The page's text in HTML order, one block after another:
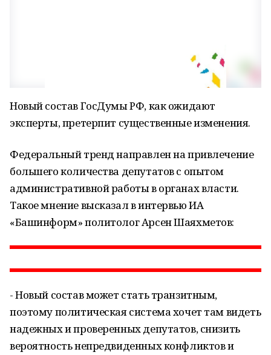
Новый состав ГосДумы РФ, как ожидают
эксперты, претерпит существенные изменения.
Федеральный тренд направлен на привлечение
большего количества депутатов с опытом
административной работы в органах власти.
Такое мнение высказал в интервью ИА
«Башинформ» политолог Арсен Шаяхметов:
- Новый состав может стать транзитным,
поэтому политическая система хочет там видеть
надежных и проверенных депутатов, снизить
вероятность непредвиденных конфликтов и